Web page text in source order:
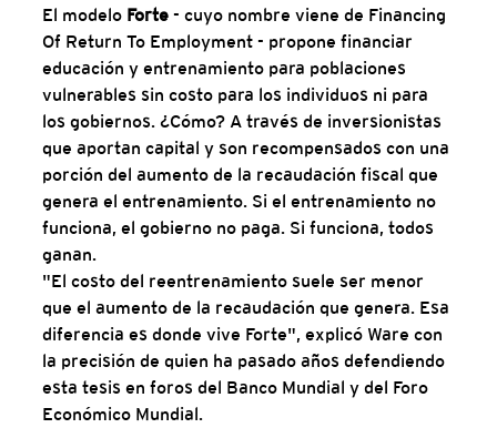
El modelo Forte - cuyo nombre viene de Financing
Of Return To Employment - propone financiar
educación y entrenamiento para poblaciones
vulnerables sin costo para los individuos ni para
los gobiernos. ¿Cómo? A través de inversionistas
que aportan capital y son recompensados con una
porción del aumento de la recaudación fiscal que
genera el entrenamiento. Si el entrenamiento no
funciona, el gobierno no paga. Si funciona, todos
ganan.
"El costo del reentrenamiento suele ser menor
que el aumento de la recaudación que genera. Esa
diferencia es donde vive Forte", explicó Ware con
la precisión de quien ha pasado años defendiendo
esta tesis en foros del Banco Mundial y del Foro
Económico Mundial.